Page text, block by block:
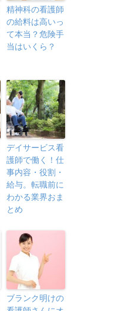
精神科の看護師
の給料は高いっ
て本当？危険手
当はいくら？
デイサービス看
護師で働く！仕
事内容・役割・
給与。転職前に
わかる業界おま
とめ
ブランク明けの